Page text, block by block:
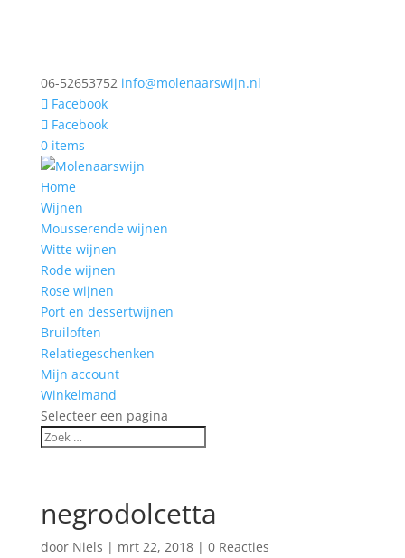
06-52653752 info@molenaarswijn.nl
Facebook
Facebook
0 items
Home
Wijnen
Mousserende wijnen
Witte wijnen
Rode wijnen
Rose wijnen
Port en dessertwijnen
Bruiloften
Relatiegeschenken
Mijn account
Winkelmand
Selecteer een pagina
negrodolcetta
door Niels | mrt 22, 2018| 0 Reacties